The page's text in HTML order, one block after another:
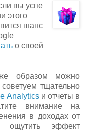
вы успе
этого
шанс
о своей
образом можно
тщательно
Analyticsи отчеты в
внимание на
в доходах от
ощутить эффект